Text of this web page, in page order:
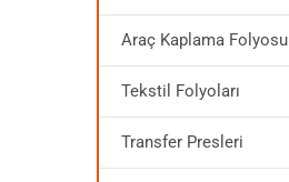
Araç Kaplama Folyosu
Tekstil Folyoları
Transfer Presleri